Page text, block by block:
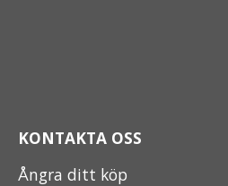
KONTAKTA OSS
Ångra ditt köp